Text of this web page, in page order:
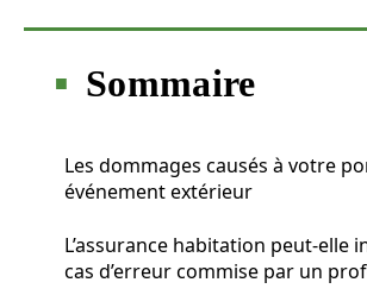
Sommaire
Les dommages causés à votre
événement extérieur
L’assurance habitation peut-elle
cas d’erreur commise par un